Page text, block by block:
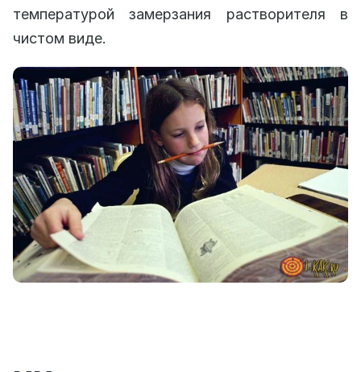
температурой замерзания растворителя в
чистом виде.